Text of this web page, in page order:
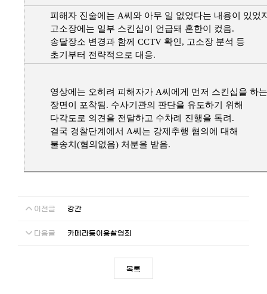
피해자 진술에는 A씨와 아무 일 없었다는 내용이 있었
고소장에는 일부 스킨십이 언급돼 혼한이 컸음.
송달장소 변경과 함께 CCTV 확인, 고소장 분석 등
초기부터 전략적으로 대응.
영상에는 오히려 피해자가 A씨에게 먼저 스킨십을 하는
장면이 포착됨. 수사기관의 판단을 유도하기 위해
다각도로 의견을 전달하고 수차례 진행을 독려.
결국 경찰단계에서 A씨는 강제추행 혐의에 대해
불송치(혐의없음) 처분을 받음.
이전글 강간
다음글 카메라등이용촬영죄
목록